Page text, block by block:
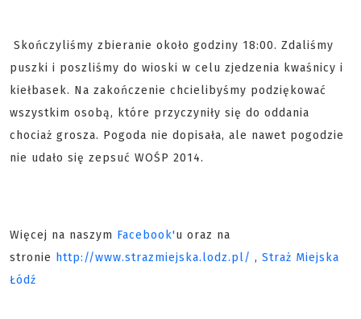
Skończyliśmy zbieranie około godziny 18:00. Zdaliśmy
puszki i poszliśmy do wioski w celu zjedzenia kwaśnicy i
kiełbasek. Na zakończenie chcielibyśmy podziękować
wszystkim osobą, które przyczyniły się do oddania
chociaż grosza. Pogoda nie dopisała, ale nawet pogodzie
nie udało się zepsuć WOŚP 2014.
Więcej na naszym Facebook'u oraz na
stronie http://www.strazmiejska.lodz.pl/ , Straż Miejska
Łódź